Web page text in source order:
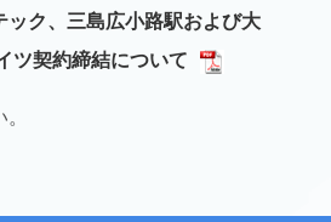
ック、三島広小路駅および大
ツ契約締結について